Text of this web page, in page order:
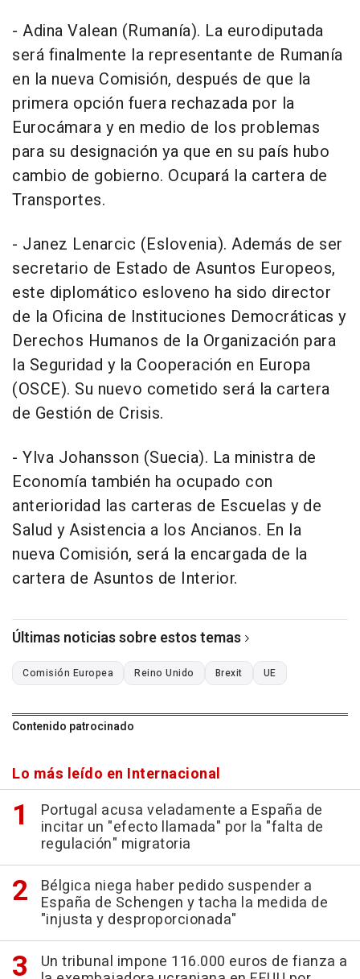
- Adina Valean (Rumanía). La eurodiputada
será finalmente la representante de Rumanía
en la nueva Comisión, después de que la
primera opción fuera rechazada por la
Eurocámara y en medio de los problemas
para su designación ya que en su país hubo
cambio de gobierno. Ocupará la cartera de
Transportes.
- Janez Lenarcic (Eslovenia). Además de ser
secretario de Estado de Asuntos Europeos,
este diplomático esloveno ha sido director
de la Oficina de Instituciones Democráticas y
Derechos Humanos de la Organización para
la Seguridad y la Cooperación en Europa
(OSCE). Su nuevo cometido será la cartera
de Gestión de Crisis.
- Ylva Johansson (Suecia). La ministra de
Economía también ha ocupado con
anterioridad las carteras de Escuelas y de
Salud y Asistencia a los Ancianos. En la
nueva Comisión, será la encargada de la
cartera de Asuntos de Interior.
Últimas noticias sobre estos temas
Comisión Europea Reino Unido Brexit UE
Contenido patrocinado
Lo más leído en Internacional
Portugal acusa veladamente a España de
incitar un "efecto llamada" por la "falta de
regulación" migratoria
Bélgica niega haber pedido suspender a
España de Schengen y tacha la medida de
"injusta y desproporcionada"
Un tribunal impone 116.000 euros de fianza a